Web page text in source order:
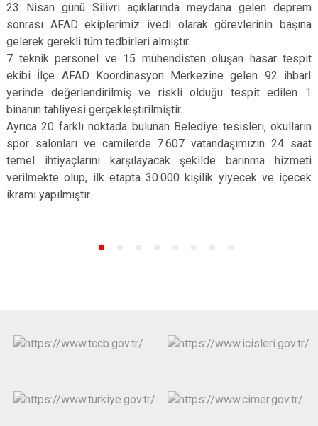
Bayrampaşa
Beşiktaş
Beykoz
Beyoğlu
Büyükçekmece
Çatalca
Esenler
Eyüpsultan
Kartal
Küçükçekmece
Maltepe
Pendik
Sarıyer
Şile
Silivri
Şişli
Arnavutköy
Ataşehir
Başakşehir
Beylikdüzü
Çekmeköy
Esenyurt
Sancaktepe
Sultangazi
23 Nisan günü Silivri açıklarında meydana gelen deprem
sonrası AFAD ekiplerimiz ivedi olarak görevlerinin başına
gelerek gerekli tüm tedbirleri almıştır.
7 teknik personel ve 15 mühendisten oluşan hasar tespit
ekibi İlçe AFAD Koordinasyon Merkezine gelen 92 ihbarI
yerinde değerlendirilmiş ve riskli olduğu tespit edilen 1
binanın tahliyesi gerçekleştirilmiştir.
Ayrıca 20 farklı noktada bulunan Belediye tesisleri, okulların
spor salonları ve camilerde 7.607 vatandaşımızın 24 saat
temel ihtiyaçlarını karşılayacak şekilde barınma hizmeti
verilmekte olup, ilk etapta 30.000 kişilik yiyecek ve içecek
ikramı yapılmıştır.